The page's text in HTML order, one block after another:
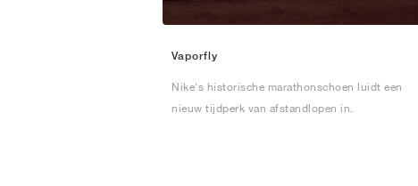
Vaporfly
Nike's historische marathonschoen luidt een
nieuw tijdperk van afstandlopen in.